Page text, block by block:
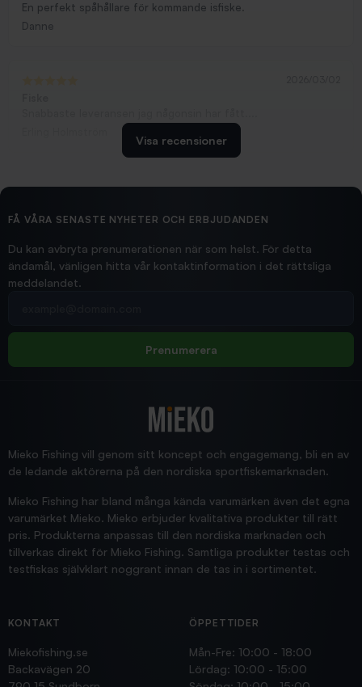
En perfekt spåhållare för kommande isfiske.
Danne
2026/02/19
Hittade exakt vad jag behövde. Snabb och bra...
Jensa
Visa recensioner
FÅ VÅRA SENASTE NYHETER OCH ERBJUDANDEN
Du kan avbryta prenumerationen när som helst. För detta
ändamål, vänligen hitta vår kontaktinformation i det rättsliga
meddelandet.
Prenumerera
Mieko Fishing vill genom sitt koncept och engagemang, bli en av
de ledande aktörerna på den nordiska sportfiskemarknaden.
Mieko Fishing har bland många kända varumärken även det egna
varumärket Mieko. Mieko erbjuder kvalitativa produkter till rätt
pris. Produkterna anpassas till den nordiska marknaden och
tillverkas direkt för Mieko Fishing. Samtliga produkter testas och
testfiskas självklart noggrant innan de tas in i sortimentet.
KONTAKT
Miekofishing.se
Backavägen 20
ÖPPETTIDER
Mån-Fre: 10:00 - 18:00
Lördag: 10:00 - 15:00